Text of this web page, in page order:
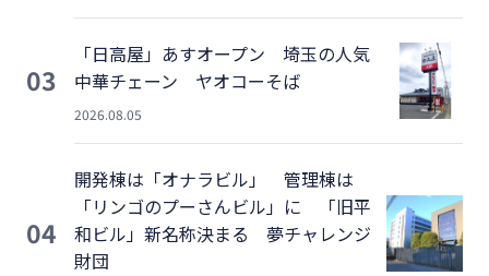
03
「日高屋」あすオープン 埼玉の人気
中華チェーン ヤオコーそば
2026.08.05
04
開発棟は「オナラビル」 管理棟は
「リンゴのプーさんビル」に 「旧平
和ビル」新名称決まる 夢チャレンジ
財団